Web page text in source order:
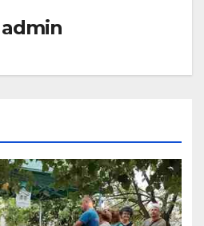
admin